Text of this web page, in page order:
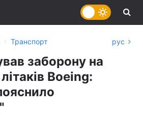
› Транспорт рус
заборону на
Boeing: